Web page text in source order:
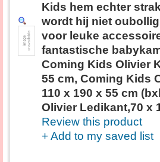
Kids hem echter
wordt hij niet
voor leuke
fantastische
Coming Kids Olivier
55 cm, Coming Kids
110 x 190 x 55 cm
Olivier Ledikant,70 x
Review this product
+ Add to my saved list